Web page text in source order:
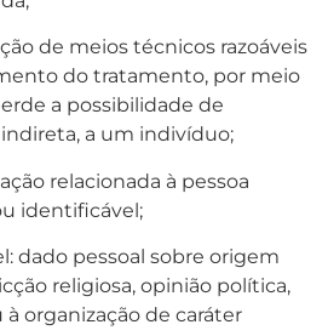
de meios técnicos razoáveis
do tratamento, por meio
a possibilidade de
a um indivíduo;
relacionada à pessoa
identificável;
dado pessoal sobre origem
religiosa, opinião política,
organização de caráter